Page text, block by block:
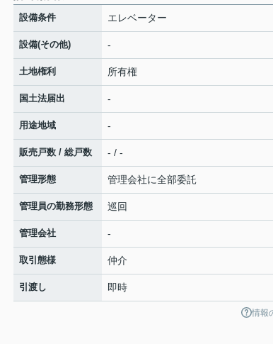
設備条件 エレベーター
設備(その他) -
土地権利 所有権
国土法届出 -
用途地域 -
販売戸数 / 総戸数 - / -
管理形態 管理会社に全部委託
管理員の勤務形態 巡回
管理会社 -
取引態様 仲介
引渡し 即時
情報